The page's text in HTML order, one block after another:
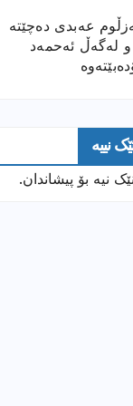
عەبدی دەچێتە
لەگەڵ ئەحمەد
نییە
نیە بۆ پیشاندان.